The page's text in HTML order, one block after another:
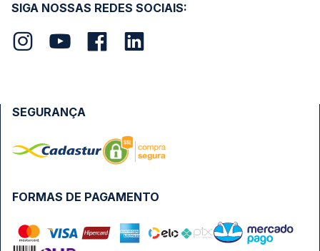
SIGA NOSSAS REDES SOCIAIS:
FORMAS DE PAGAMENTO
SEGURANÇA